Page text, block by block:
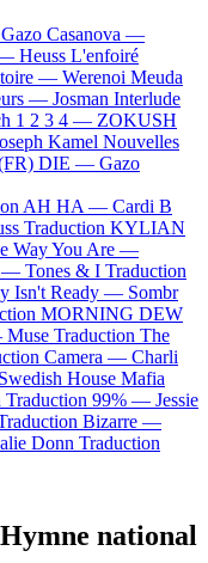
Gazo Casanova —
— Heuss L'enfoiré
— Werenoi Meuda
— Josman Interlude
1 2 3 4 — ZOKUSH
Kamel Nouvelles
DIE — Gazo
AH HA — Cardi B
Traduction KYLIAN
Way You Are —
— Tones & I Traduction
Isn't Ready — Sombr
MORNING DEW
Muse Traduction The
Camera — Charli
Swedish House Mafia
Traduction 99% — Jessie
Bizarre —
Donn Traduction
national